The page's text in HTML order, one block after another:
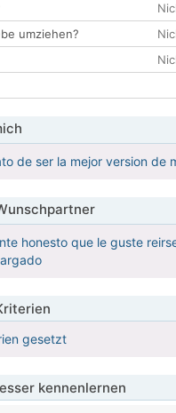
umziehen?
de ser la mejor version de
honesto que le guste
gesetzt
kennenlernen